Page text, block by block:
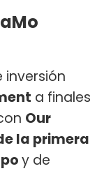
inversión
a finales
Our
la primera
y de